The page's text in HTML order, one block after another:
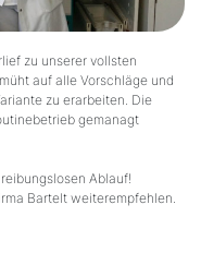
zu unserer vollsten
auf alle Vorschläge und
zu erarbeiten. Die
gemanagt
Ablauf!
Bartelt weiterempfehlen.